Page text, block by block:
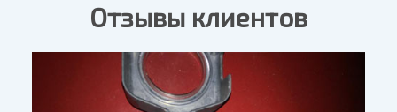
Отзывы клиентов